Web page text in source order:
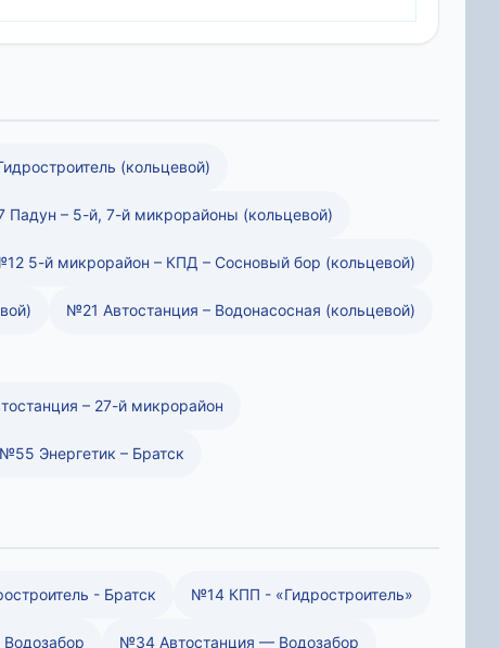
(кольцевой)
Падун – 5-й, 7-й микрорайоны (кольцевой)
5-й микрорайон – КПД – Сосновый бор (кольцевой)
№21 Автостанция – Водонасосная (кольцевой)
– 27-й микрорайон
№55 Энергетик – Братск
- Братск №14 КПП - «Гидростроитель»
№34 Автостанция — Водозабор